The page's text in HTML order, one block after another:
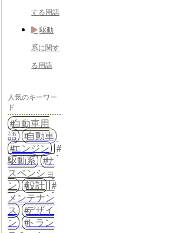
する用語
駆動
系に関す
る用語
人気のキーワー
ド
自動車用
語
自動車
エンジン
駆動系
サ
スペンショ
ン
設計
メンテナン
ス
デザイ
ン
トラン